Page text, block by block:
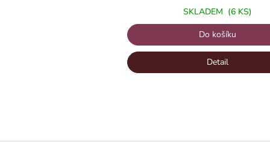
SKLADEM (6 KS)
Do košíku
Detail
Z